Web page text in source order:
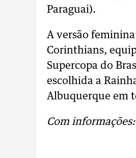
Paraguai).
A versão
Corinthians,
Supercopa do
escolhida a
Albuquerque em
Com